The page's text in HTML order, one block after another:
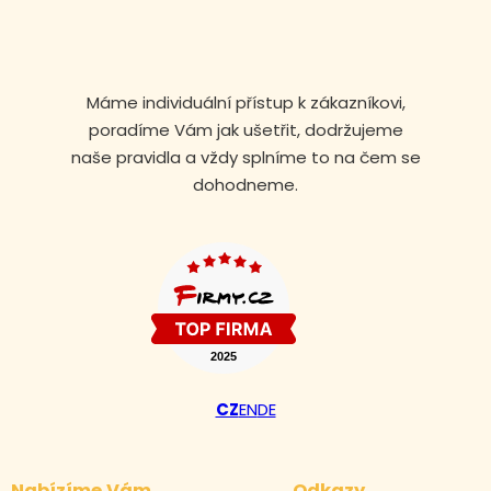
Máme individuální přístup k zákazníkovi,
poradíme Vám jak ušetřit, dodržujeme
naše pravidla a vždy splníme to na čem se
dohodneme.
CZENDE